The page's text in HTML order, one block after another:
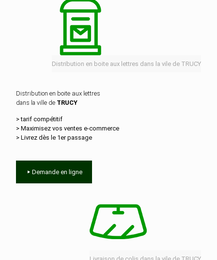
Distribution en boite aux lettres dans la vile de TRUCY
Distribution en boite aux lettres
dans la ville de TRUCY
> tarif compétitif
> Maximisez vos ventes e‑commerce
> Livrez dès le 1er passage
Demande en ligne